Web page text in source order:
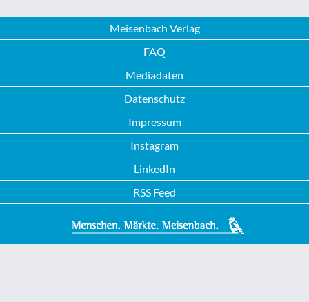
Meisenbach Verlag
FAQ
Mediadaten
Datenschutz
Impressum
Instagram
LinkedIn
RSS Feed